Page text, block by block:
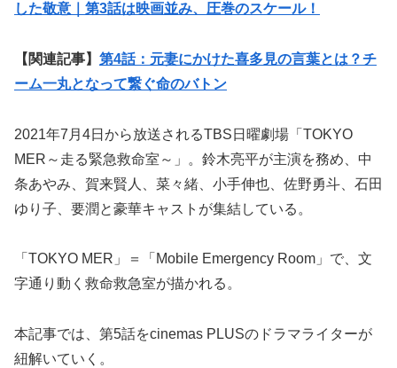
した敬意｜第3話は映画並み、圧巻のスケール！
【関連記事】 第4話：元妻にかけた喜多見の言葉とは？チ
ーム一丸となって繋ぐ命のバトン
2021年7月4日から放送されるTBS日曜劇場「TOKYO
MER～走る緊急救命室～」。鈴木亮平が主演を務め、中
条あやみ、賀来賢人、菜々緒、小手伸也、佐野勇斗、石田
ゆり子、要潤と豪華キャストが集結している。
「TOKYO MER」＝「Mobile Emergency Room」で、文
字通り動く救命救急室が描かれる。
本記事では、第5話をcinemas PLUSのドラマライターが
紐解いていく。